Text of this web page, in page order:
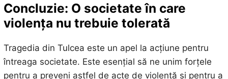
Concluzie: O societate în care
violența nu trebuie tolerată
Tragedia din Tulcea este un apel la acțiune pentru
întreaga societate. Este esențial să ne unim forțele
pentru a preveni astfel de acte de violență și pentru a